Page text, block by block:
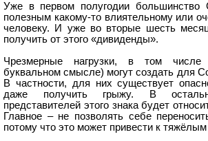
Уже в первом полугодии большинство
полезным какому-то влиятельному или
человеку. И уже во вторые шесть
получить от этого «дивиденды».
Чрезмерные нагрузки, в том
буквальном смысле) могут создать для
В частности, для них существует
даже получить грыжу. В
представителей этого знака будет
Главное – не позволять себе
потому что это может привести к